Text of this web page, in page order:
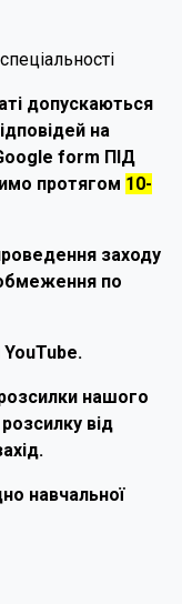
допускаються
на
form ПІД
протягом 10-
заходу
по
YouTube.
нашого
від
навчальної